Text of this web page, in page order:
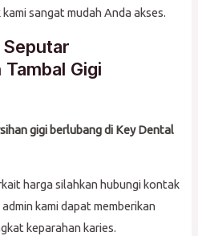
sangat mudah Anda akses.
Gigi
gigi berlubang di Key Dental
harga silahkan hubungi kontak
kami dapat memberikan
keparahan karies.